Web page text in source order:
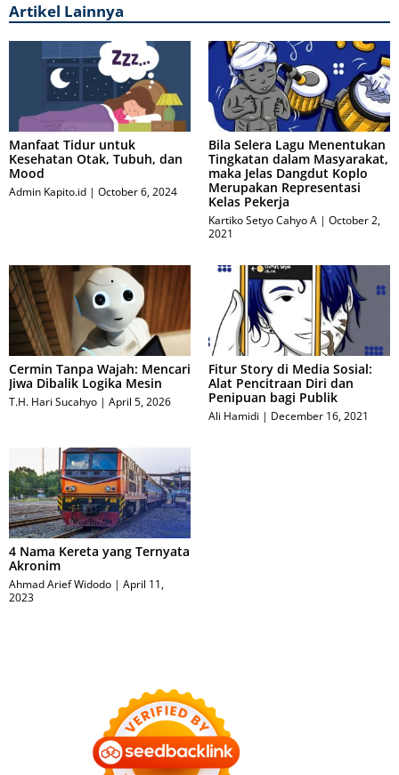
Artikel Lainnya
Manfaat Tidur untuk
Kesehatan Otak, Tubuh, dan
Mood
Admin Kapito.id October 6, 2024
Bila Selera Lagu Menentukan
Tingkatan dalam Masyarakat,
maka Jelas Dangdut Koplo
Merupakan Representasi
Kelas Pekerja
Kartiko Setyo Cahyo A
October 2,
2021
Cermin Tanpa Wajah: Mencari
Jiwa Dibalik Logika Mesin
T.H. Hari Sucahyo April 5, 2026
Fitur Story di Media Sosial:
Alat Pencitraan Diri dan
Penipuan bagi Publik
Ali Hamidi December 16, 2021
4 Nama Kereta yang Ternyata
Akronim
Ahmad Arief Widodo
April 11,
2023